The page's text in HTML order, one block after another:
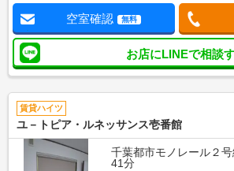
空室確認 無料
お店にLINEで相談
賃貸ハイツ
ユ－トピア・ルネッサンス壱番館
千葉都市モノレール２
41分